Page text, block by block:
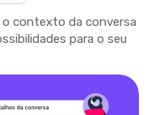
contexto da conversa
para o seu